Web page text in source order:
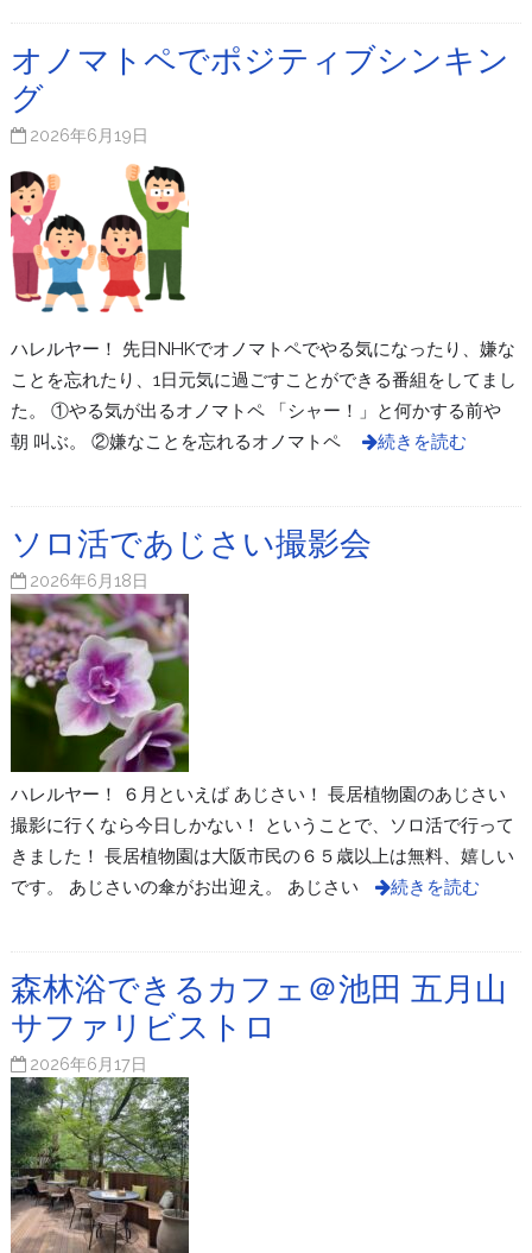
オノマトペでポジティブシンキン
グ
2026年6月19日
ハレルヤー！ 先日NHKでオノマトペでやる気になったり、嫌な
ことを忘れたり、1日元気に過ごすことができる番組をしてまし
た。 ①やる気が出るオノマトペ 「シャー！」と何かする前や
朝 叫ぶ。 ②嫌なことを忘れるオノマトペ
続きを読む
ソロ活であじさい撮影会
2026年6月18日
ハレルヤー！ ６月といえば あじさい！ 長居植物園のあじさい
撮影に行くなら今日しかない！ ということで、ソロ活で行って
きました！ 長居植物園は大阪市民の６５歳以上は無料、嬉しい
です。 あじさいの傘がお出迎え。 あじさい
続きを読む
森林浴できるカフェ＠池田 五月山
サファリビストロ
2026年6月17日